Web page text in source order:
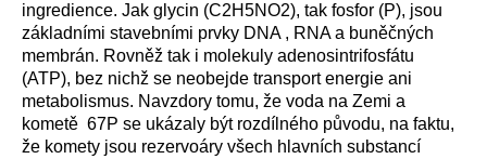
ingredience. Jak glycin (C2H5NO2), tak fosfor (P), jsou
základními stavebními prvky DNA , RNA a buněčných
membrán. Rovněž tak i molekuly adenosintrifosfátu
(ATP), bez nichž se neobejde transport energie ani
metabolismus. Navzdory tomu, že voda na Zemi a
kometě 67P se ukázaly být rozdílného původu, na faktu,
že komety jsou rezervoáry všech hlavních substancí